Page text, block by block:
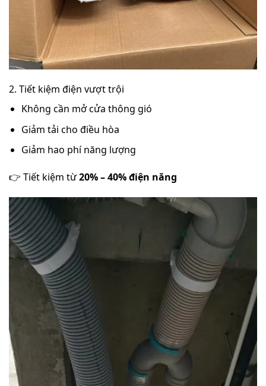
2. Tiết kiệm điện vượt trội
Không cần mở cửa thông gió
Giảm tải cho điều hòa
Giảm hao phí năng lượng
👉 Tiết kiệm từ20% – 40% điện năng